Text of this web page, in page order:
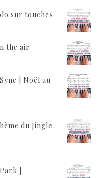
sur touches
the air
| Noël au
du Jingle
|